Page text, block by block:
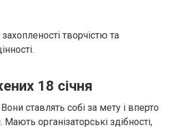
творчістю та
18 січня
ставлять собі за мету і вперто
організаторські здібності,